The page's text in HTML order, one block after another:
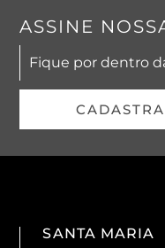
ASSINE
Fique por dentro
SANTA MARIA